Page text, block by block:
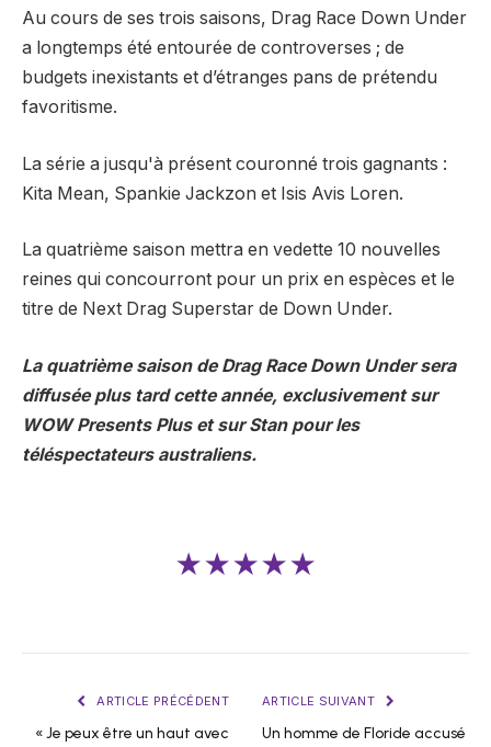
Au cours de ses trois saisons, Drag Race Down Under
a longtemps été entourée de controverses ; de
budgets inexistants et d’étranges pans de prétendu
favoritisme.
La série a jusqu'à présent couronné trois gagnants :
Kita Mean, Spankie Jackzon et Isis Avis Loren.
La quatrième saison mettra en vedette 10 nouvelles
reines qui concourront pour un prix en espèces et le
titre de Next Drag Superstar de Down Under.
La quatrième saison de Drag Race Down Under sera
diffusée plus tard cette année, exclusivement sur
WOW Presents Plus et sur Stan pour les
téléspectateurs australiens.
★★★★★
ARTICLE PRÉCÉDENT
« Je peux être un haut avec
ARTICLE SUIVANT
Un homme de Floride accusé